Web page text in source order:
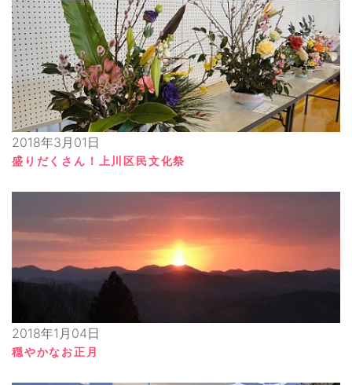
2018年3月01日
盛りだくさん！上川区民文化祭
2018年1月04日
穏やかなお正月